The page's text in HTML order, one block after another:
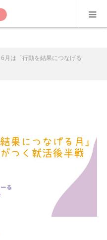
6月は「行動を結果につなげる